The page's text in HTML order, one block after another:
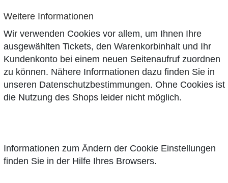
Weitere Informationen
Wir verwenden Cookies vor allem, um Ihnen Ihre
ausgewählten Tickets, den Warenkorbinhalt und Ihr
Kundenkonto bei einem neuen Seitenaufruf zuordnen
zu können. Nähere Informationen dazu finden Sie in
unseren Datenschutzbestimmungen. Ohne Cookies ist
die Nutzung des Shops leider nicht möglich.
Informationen zum Ändern der Cookie Einstellungen
finden Sie in der Hilfe Ihres Browsers.